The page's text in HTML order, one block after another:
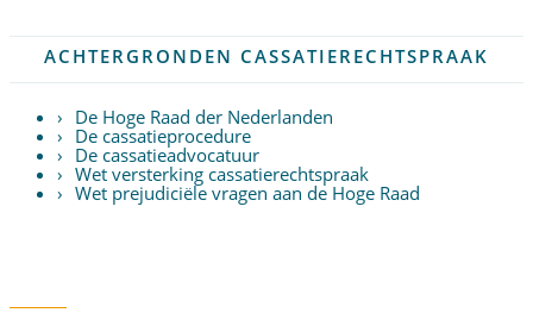
ACHTERGRONDEN CASSATIERECHTSPRAAK
De Hoge Raad der Nederlanden
De cassatieprocedure
De cassatieadvocatuur
Wet versterking cassatierechtspraak
Wet prejudiciële vragen aan de Hoge Raad